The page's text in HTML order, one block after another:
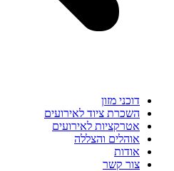
דוכני מזון
השכרת ציוד לאירועים
אטרקציות לאירועים
אוהלים והצללה
אודות
צור קשר